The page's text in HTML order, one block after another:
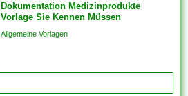
Dokumentation Medizinprodukte
Vorlage Sie Kennen Müssen
Allgemeine Vorlagen